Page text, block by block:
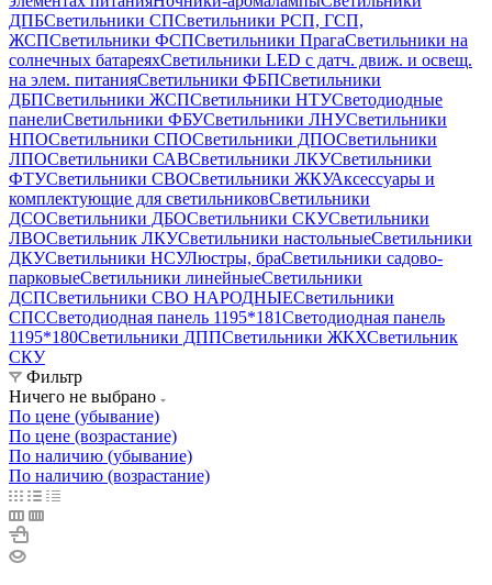
ДПБСветильники СПСветильники РСП, ГСП,
ЖСПСветильники ФСПСветильники ПрагаСветильники на
солнечных батареяхСветильники LED с датч. движ. и освещ.
на элем. питанияСветильники ФБПСветильники
ДБПСветильники ЖСПСветильники НТУСветодиодные
панелиСветильники ФБУСветильники ЛНУСветильники
НПОСветильники СПОСветильники ДПОСветильники
ЛПОСветильники САВСветильники ЛКУСветильники
ФТУСветильники СВОСветильники ЖКУАксессуары и
комплектующие для светильниковСветильники
ДСОСветильники ДБОСветильники СКУСветильники
ЛВОСветильник ЛКУСветильники настольныеСветильники
ДКУСветильники НСУЛюстры, браСветильники садово-
парковыеСветильники линейныеСветильники
ДСПСветильники СВО НАРОДНЫЕСветильники
СПССветодиодная панель 1195*181Светодиодная панель
1195*180Светильники ДППСветильники ЖКХСветильник
СКУ
Фильтр
Ничего не выбрано
По цене (убывание)
По цене (возрастание)
По наличию (убывание)
По наличию (возрастание)